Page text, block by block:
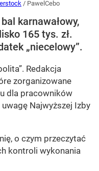
/ PawelCebo
karnawałowy,
165 tys. zł.
„niecelowy”.
Redakcja
zorganizowane
dla pracowników
Najwyższej Izby
o czym przeczytać
kontroli wykonania